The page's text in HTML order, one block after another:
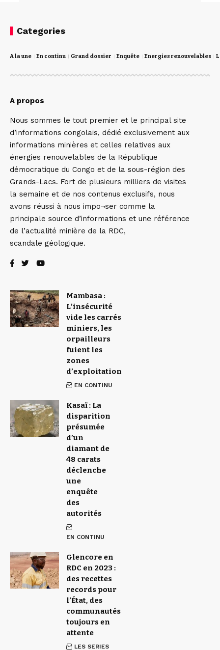
Categories
A la une En continu Grand dossier Enquête Energies renouvelables
A propos
Nous sommes le tout premier et le principal site
d’informations congolais, dédié exclusivement aux
informations minières et celles relatives aux
énergies renouvelables de la République
démocratique du Congo et de la sous-région des
Grands-Lacs. Fort de plusieurs milliers de visites
la semaine et de nos contenus exclusifs, nous
avons réussi à nous impo¬ser comme la
principale source d’informations et une référence
de l’actualité minière de la RDC,
scandale géologique.
Mambasa :
L’insécurité
vide les carrés
miniers, les
orpailleurs
fuient les
zones
d’exploitation
EN CONTINU
Kasaï : La
disparition
présumée
d’un
diamant de
48 carats
déclenche
une
enquête
des
autorités
EN CONTINU
Glencore en
RDC en 2023 :
des recettes
records pour
l’État, des
communautés
toujours en
attente
LES SERIES